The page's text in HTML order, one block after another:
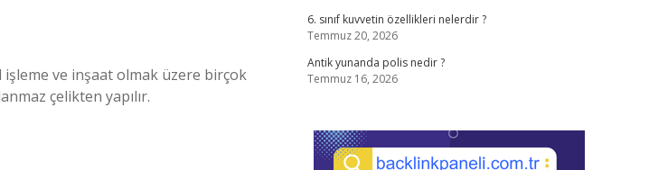
ve inşaat olmak üzere birçok
çelikten yapılır.
6. sınıf kuvvetin özellikleri nelerdir ?
Temmuz 20, 2026
Antik yunanda polis nedir ?
Temmuz 16, 2026